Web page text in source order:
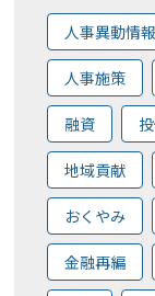
人事異動情報
人事施策
融資
地域貢献
おくやみ
金融再編